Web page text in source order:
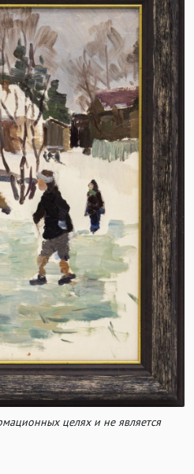
целях и не является